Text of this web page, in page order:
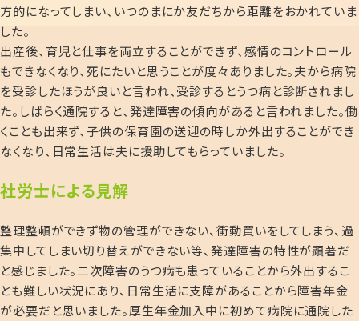
方的になってしまい、いつのまにか友だちから距離をおかれていま
した。
出産後、育児と仕事を両立することができず、感情のコントロール
もできなくなり、死にたいと思うことが度々ありました。夫から病院
を受診したほうが良いと言われ、受診するとうつ病と診断されまし
た。しばらく通院すると、発達障害の傾向があると言われました。働
くことも出来ず、子供の保育園の送迎の時しか外出することができ
なくなり、日常生活は夫に援助してもらっていました。
社労士による見解
整理整頓ができず物の管理ができない、衝動買いをしてしまう、過
集中してしまい切り替えができない等、発達障害の特性が顕著だ
と感じました。二次障害のうつ病も患っていることから外出するこ
とも難しい状況にあり、日常生活に支障があることから障害年金
が必要だと思いました。厚生年金加入中に初めて病院に通院した